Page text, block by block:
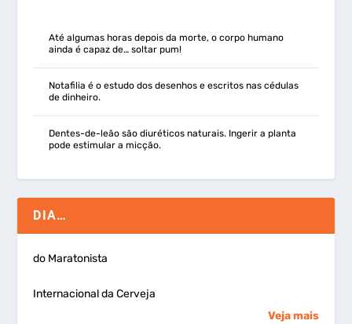
Até algumas horas depois da morte, o corpo humano
ainda é capaz de… soltar pum!
Notafilia é o estudo dos desenhos e escritos nas cédulas
de dinheiro.
Dentes-de-leão são diuréticos naturais. Ingerir a planta
pode estimular a micção.
DIA…
do Maratonista
Internacional da Cerveja
Veja mais